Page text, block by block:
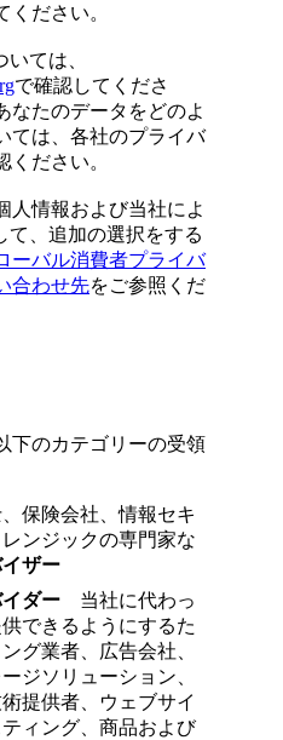
ください。
ては、
で確認してくださ
なたのデータをどのよ
ては、各社のプライバ
ください。
人情報および当社によ
て、追加の選択をする
ーバル消費者プライバ
合わせ先をご参照くだ
下のカテゴリーの受領
保険会社、情報セキ
ンジックの専門家な
ザー
ダー 当社に代わっ
できるようにするた
グ業者、広告会社、
ジソリューション、
提供者、ウェブサイ
ティング、商品および